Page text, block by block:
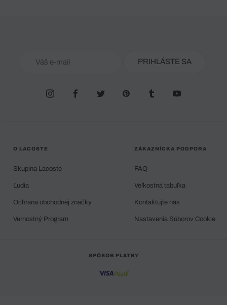
PRIHLÁSTE SA
O LACOSTE
Skupina Lacoste
Ľudia
Ochrana obchodnej značky
Vernostný Program
ZÁKAZNÍCKA PODPORA
FAQ
Veľkostná tabuľka
Kontaktujte nás
Nastavenia Súborov Cookie
SPÔSOB PLATBY